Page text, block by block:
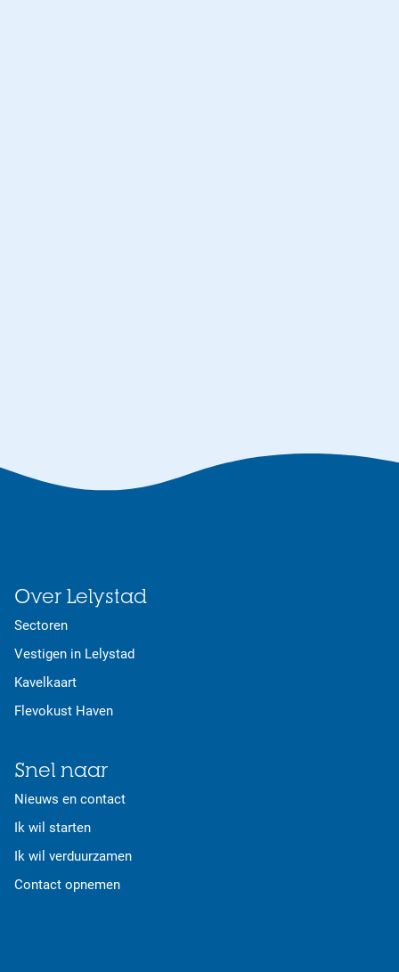
Over Lelystad
Sectoren
Vestigen in Lelystad
Kavelkaart
Flevokust Haven
Snel naar
Nieuws en contact
Ik wil starten
Ik wil verduurzamen
Contact opnemen